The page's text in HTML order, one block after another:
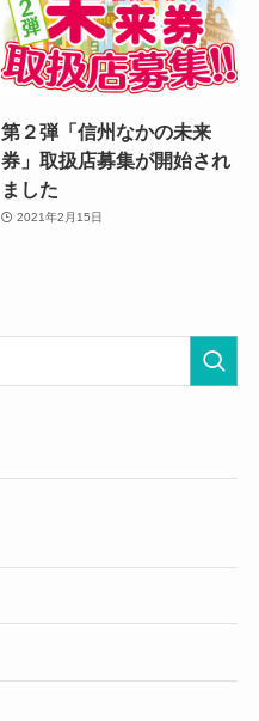
第２弾「信州なかの未来
券」取扱店募集が開始され
ました
2021年2月15日